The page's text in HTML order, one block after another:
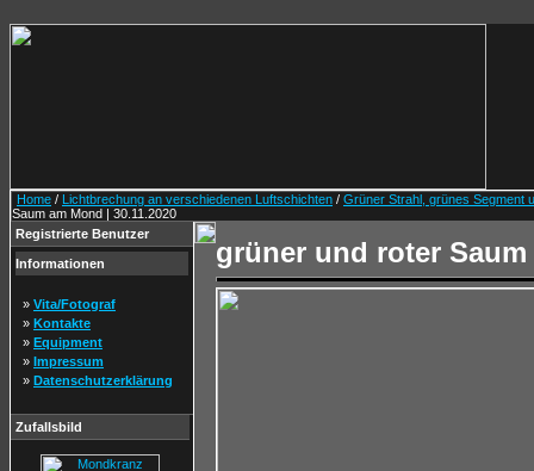
Home / Lichtbrechung an verschiedenen Luftschichten / Grüner Strahl, grünes Segment
Saum am Mond | 30.11.2020
Registrierte Benutzer
Informationen
» Vita/Fotograf
» Kontakte
» Equipment
» Impressum
» Datenschutzerklärung
Zufallsbild
grüner und roter Saum